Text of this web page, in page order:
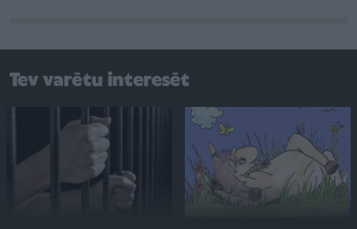
Tev varētu interesēt